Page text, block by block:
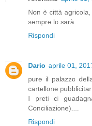
Non è città
sempre lo sarà.
Rispondi
Dario aprile 01,
pure il palazzo
cartellone
I preti ci
Conciliazione)....
Rispondi